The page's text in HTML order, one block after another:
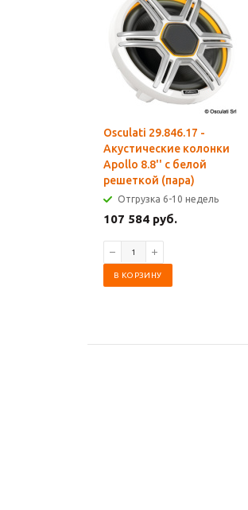
Osculati 29.846.17 -
Акустические колонки
Apollo 8.8'' с белой
решеткой (пара)
Отгрузка 6-10 недель
107 584 руб.
В КОРЗИНУ